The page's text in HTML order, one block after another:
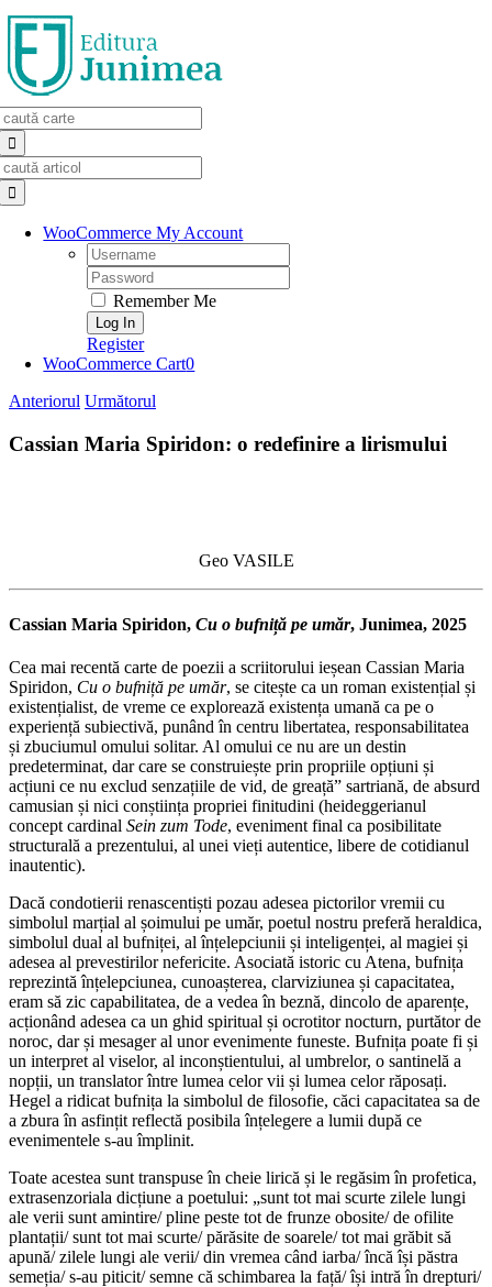
Skip
to
content
WooCommerce My Account
Username:
Password:
Remember Me
Register
WooCommerce Cart0
Anteriorul Următorul
Cassian Maria Spiridon: o redefinire a lirismului
Geo VASILE
Cassian Maria Spiridon, Cu o bufniță pe umăr, Junimea, 2025
Cea mai recentă carte de poezii a scriitorului ieșean Cassian Maria
Spiridon, Cu o bufniță pe umăr, se citește ca un roman existențial și
existențialist, de vreme ce explorează existența umană ca pe o
experiență subiectivă, punând în centru libertatea, responsabilitatea
și zbuciumul omului solitar. Al omului ce nu are un destin
predeterminat, dar care se construiește prin propriile opțiuni și
acțiuni ce nu exclud senzațiile de vid, de greață” sartriană, de absurd
camusian și nici conștiința propriei finitudini (heideggerianul
concept cardinal Sein zum Tode, eveniment final ca posibilitate
structurală a prezentului, al unei vieți autentice, libere de cotidianul
inautentic).
Dacă condotierii renascentiști pozau adesea pictorilor vremii cu
simbolul marțial al șoimului pe umăr, poetul nostru preferă heraldica,
simbolul dual al bufniței, al înțelepciunii și inteligenței, al magiei și
adesea al prevestirilor nefericite. Asociată istoric cu Atena, bufnița
reprezintă înțelepciunea, cunoașterea, clarviziunea și capacitatea,
eram să zic capabilitatea, de a vedea în beznă, dincolo de aparențe,
acționând adesea ca un ghid spiritual și ocrotitor nocturn, purtător de
noroc, dar și mesager al unor evenimente funeste. Bufnița poate fi și
un interpret al viselor, al inconștientului, al umbrelor, o santinelă a
nopții, un translator între lumea celor vii și lumea celor răposați.
Hegel a ridicat bufnița la simbolul de filosofie, căci capacitatea sa de
a zbura în asfințit reflectă posibila înțelegere a lumii după ce
evenimentele s-au împlinit.
Toate acestea sunt transpuse în cheie lirică și le regăsim în profetica,
extrasenzoriala dicțiune a poetului: „sunt tot mai scurte zilele lungi
ale verii sunt amintire/ pline peste tot de frunze obosite/ de ofilite
plantații/ sunt tot mai scurte/ părăsite de soarele/ tot mai grăbit să
apună/ zilele lungi ale verii/ din vremea când iarba/ încă își păstra
semeția/ s-au piticit/ semne că schimbarea la față/ își intră în drepturi/